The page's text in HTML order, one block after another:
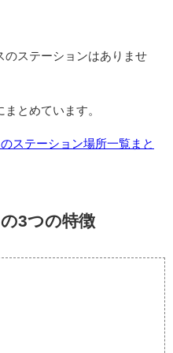
のステーションはありませ
とめています。
ステーション場所一覧まと
3つの特徴